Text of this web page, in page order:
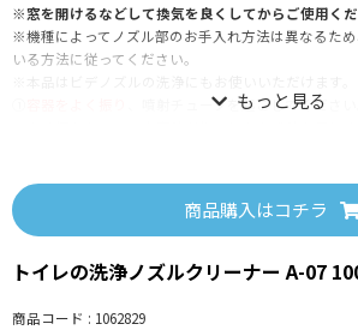
※窓を開けるなどして換気を良くしてからご使用くだ
※機種によってノズル部のお手入れ方法は異なるた
いる方法に従ってください。
、噴射チューブを起こしてください
る小さな穴から中身が出ます。
②洗浄する部分に1～2秒程度スプレーしてください。
●ノズル収納部分とノズルの隙間に噴射チューブが
に挿入し、スプレー後、ノズルを出しノズルにスプレ
●収納部分とノズルの隙間に噴射チューブが入らない
ルにスプレーしてください。
商品購入はコチラ
トイレの洗浄ノズルクリーナー A-07
商品コード : 1062829